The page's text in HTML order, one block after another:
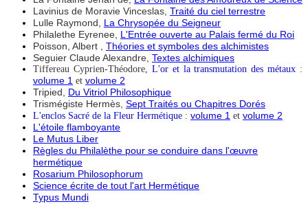
Lavinius de Moravie Vinceslas, Traité du ciel terrestre
Lulle Raymond, La Chrysopée du Seigneur
Philalethe Eyrenee, L'Entrée ouverte au Palais fermé du Roi
Poisson, Albert , Théories et symboles des alchimistes
Seguier Claude Alexandre, Textes alchimiques
Tiffereau Cyprien-Théodore, L'or et la transmutation des métaux :
volume 1 et volume 2
Tripied, Du Vitriol Philosophique
Trismégiste Hermès, Sept Traités ou Chapitres Dorés
L'enclos Sacré de la Fleur Hermétique : volume 1 et volume 2
L'étoile flamboyante
Le Mutus Liber
Règles du Philalèthe pour se conduire dans l'œuvre
hermétique
Rosarium Philosophorum
Science écrite de tout l'art Hermétique
Typus Mundi